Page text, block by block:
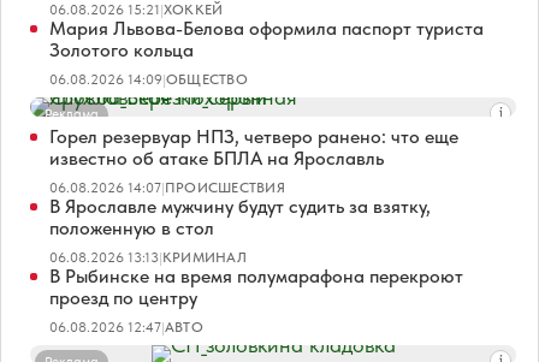
06.08.2026 15:21|ХОККЕЙ
Мария Львова-Белова оформила паспорт туриста
Золотого кольца
06.08.2026 14:09|ОБЩЕСТВО
Реклама
Горел резервуар НПЗ, четверо ранено: что еще
известно об атаке БПЛА на Ярославль
06.08.2026 14:07|ПРОИСШЕСТВИЯ
В Ярославле мужчину будут судить за взятку,
положенную в стол
06.08.2026 13:13|КРИМИНАЛ
В Рыбинске на время полумарафона перекроют
проезд по центру
06.08.2026 12:47|АВТО